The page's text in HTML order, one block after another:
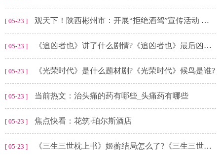
[ 05-23 ] 观天下！陕西彬州市：开展“拒绝酒驾”宣传活动 筑牢夏季安全防线
[ 05-23 ] 《追凶者也》讲了什么剧情?《追凶者也》最后凶手是谁?
[ 05-23 ] 《光荣时代》是什么题材剧?《光荣时代》候鸟是谁?
[ 05-23 ] 当前热文：治头痛的药有哪些_头痛药有哪些
[ 05-23 ] 焦点快看：花筑·珀尔斯酒店
[ 05-23 ] 《三生三世枕上书》姬蘅结局怎么了?《三生三世枕上书》司命扮演者是谁?